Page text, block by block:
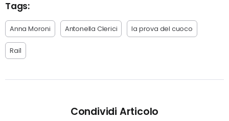
Tags:
Anna Moroni Antonella Clerici la prova del cuoco
Rai1
Condividi Articolo